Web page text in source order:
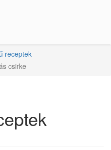
receptek
csirke